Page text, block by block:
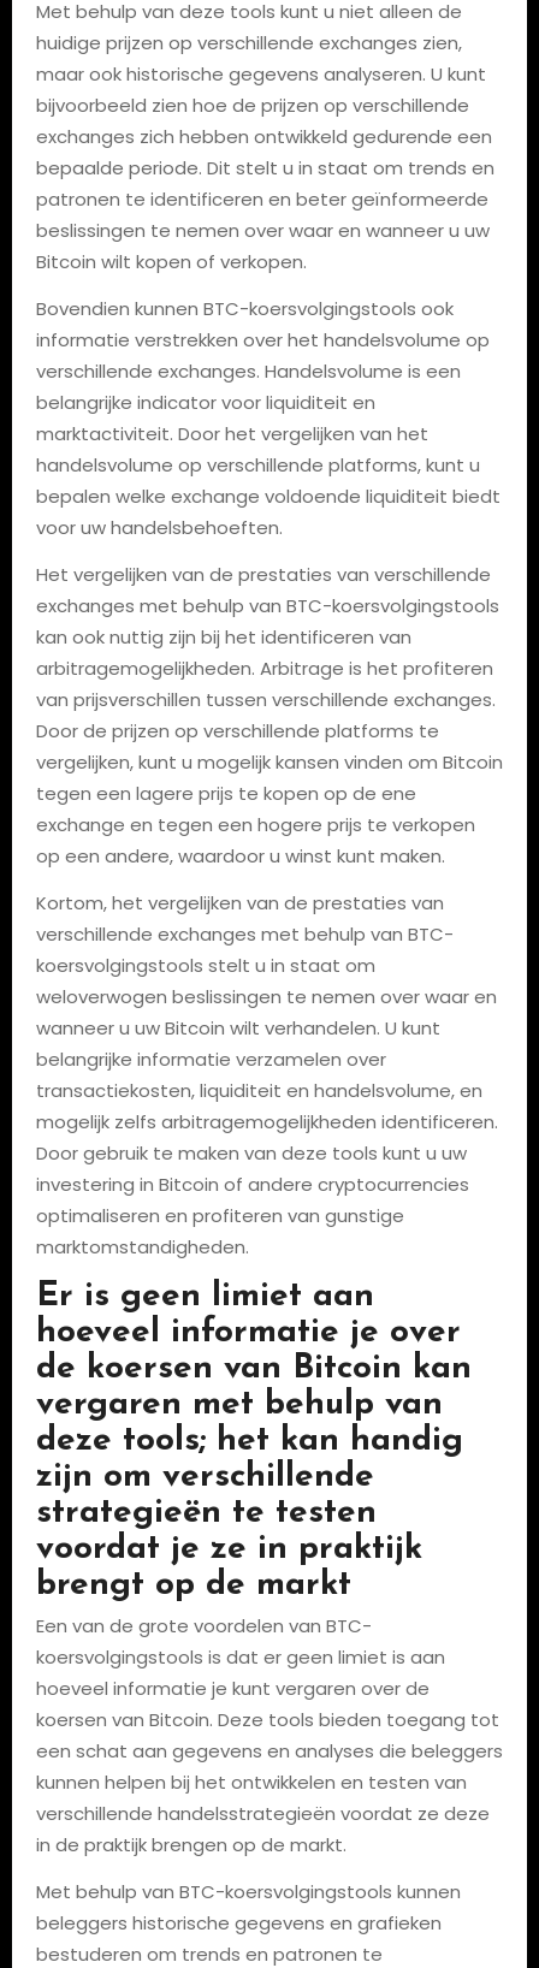
Met behulp van deze tools kunt u niet alleen de
huidige prijzen op verschillende exchanges zien,
maar ook historische gegevens analyseren. U kunt
bijvoorbeeld zien hoe de prijzen op verschillende
exchanges zich hebben ontwikkeld gedurende een
bepaalde periode. Dit stelt u in staat om trends en
patronen te identificeren en beter geïnformeerde
beslissingen te nemen over waar en wanneer u uw
Bitcoin wilt kopen of verkopen.
Bovendien kunnen BTC-koersvolgingstools ook
informatie verstrekken over het handelsvolume op
verschillende exchanges. Handelsvolume is een
belangrijke indicator voor liquiditeit en
marktactiviteit. Door het vergelijken van het
handelsvolume op verschillende platforms, kunt u
bepalen welke exchange voldoende liquiditeit biedt
voor uw handelsbehoeften.
Het vergelijken van de prestaties van verschillende
exchanges met behulp van BTC-koersvolgingstools
kan ook nuttig zijn bij het identificeren van
arbitragemogelijkheden. Arbitrage is het profiteren
van prijsverschillen tussen verschillende exchanges.
Door de prijzen op verschillende platforms te
vergelijken, kunt u mogelijk kansen vinden om Bitcoin
tegen een lagere prijs te kopen op de ene
exchange en tegen een hogere prijs te verkopen
op een andere, waardoor u winst kunt maken.
Kortom, het vergelijken van de prestaties van
verschillende exchanges met behulp van BTC-
koersvolgingstools stelt u in staat om
weloverwogen beslissingen te nemen over waar en
wanneer u uw Bitcoin wilt verhandelen. U kunt
belangrijke informatie verzamelen over
transactiekosten, liquiditeit en handelsvolume, en
mogelijk zelfs arbitragemogelijkheden identificeren.
Door gebruik te maken van deze tools kunt u uw
investering in Bitcoin of andere cryptocurrencies
optimaliseren en profiteren van gunstige
marktomstandigheden.
Er is geen limiet aan
hoeveel informatie je over
de koersen van Bitcoin kan
vergaren met behulp van
deze tools; het kan handig
zijn om verschillende
strategieën te testen
voordat je ze in praktijk
brengt op de markt
Een van de grote voordelen van BTC-
koersvolgingstools is dat er geen limiet is aan
hoeveel informatie je kunt vergaren over de
koersen van Bitcoin. Deze tools bieden toegang tot
een schat aan gegevens en analyses die beleggers
kunnen helpen bij het ontwikkelen en testen van
verschillende handelsstrategieën voordat ze deze
in de praktijk brengen op de markt.
Met behulp van BTC-koersvolgingstools kunnen
beleggers historische gegevens en grafieken
bestuderen om trends en patronen te